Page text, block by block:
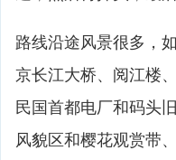
路线沿途风景很多，
京长江大桥、阅江楼
民国首都电厂和码头
风貌区和樱花观赏带